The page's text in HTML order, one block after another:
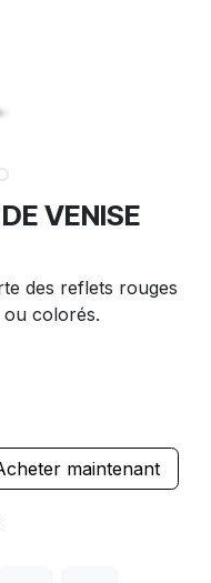
VENISE
des reflets rouges
colorés.
maintenant